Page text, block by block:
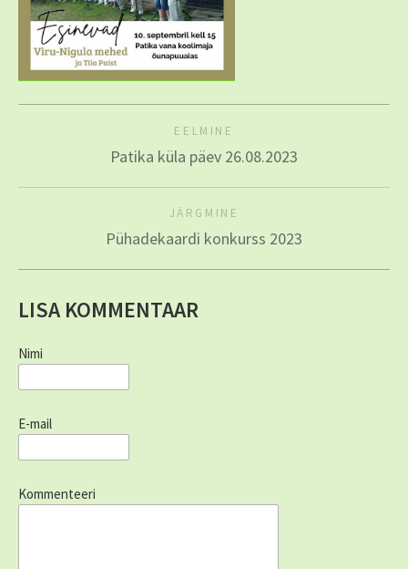
EELMINE
Patika küla päev 26.08.2023
JÄRGMINE
Pühadekaardi konkurss 2023
LISA KOMMENTAAR
Nimi
E-mail
Kommenteeri